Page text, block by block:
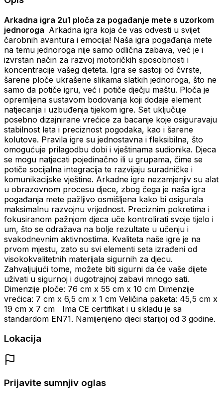
Arkadna igra 2u1 ploča za pogađanje mete s uzorkom
jednoroga Arkadna igra koja će vas odvesti u svijet
čarobnih avantura i emocija! Naša igra pogađanja mete
na temu jednoroga nije samo odlična zabava, već je i
izvrstan način za razvoj motoričkih sposobnosti i
koncentracije vašeg djeteta. Igra se sastoji od čvrste,
šarene ploče ukrašene slikama slatkih jednoroga, što ne
samo da potiče igru, već i potiče dječju maštu. Ploča je
opremljena sustavom bodovanja koji dodaje element
natjecanja i uzbuđenja tijekom igre. Set uključuje
posebno dizajnirane vrećice za bacanje koje osiguravaju
stabilnost leta i preciznost pogodaka, kao i šarene
kolutove. Pravila igre su jednostavna i fleksibilna, što
omogućuje prilagodbu dobi i vještinama sudionika. Djeca
se mogu natjecati pojedinačno ili u grupama, čime se
potiče socijalna integracija te razvijaju suradničke i
komunikacijske vještine. Arkadne igre nezamjenjiv su alat
u obrazovnom procesu djece, zbog čega je naša igra
pogađanja mete pažljivo osmišljena kako bi osigurala
maksimalnu razvojnu vrijednost. Preciznim pokretima i
fokusiranom pažnjom djeca uče kontrolirati svoje tijelo i
um, što se odražava na bolje rezultate u učenju i
svakodnevnim aktivnostima. Kvaliteta naše igre je na
prvom mjestu, zato su svi elementi seta izrađeni od
visokokvalitetnih materijala sigurnih za djecu.
Zahvaljujući tome, možete biti sigurni da će vaše dijete
uživati u sigurnoj i dugotrajnoj zabavi mnogo sati.
Dimenzije ploče: 76 cm x 55 cm x 10 cm Dimenzije
vrećica: 7 cm x 6,5 cm x 1 cm Veličina paketa: 45,5 cm x
19 cm x 7 cm Ima CE certifikat i u skladu je sa
standardom EN71. Namijenjeno djeci starijoj od 3 godine.
Lokacija
Prijavite sumnjiv oglas